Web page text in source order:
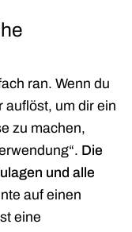
ran. Wenn du
auflöst, um dir ein
zu machen,
Die
und alle
auf einen
eine